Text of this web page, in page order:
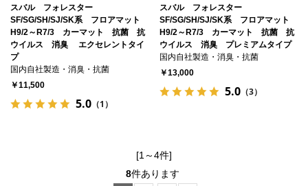
スバル フォレスター
SF/SG/SH/SJ/SK系 フロアマット
H9/2～R7/3 カーマット 抗菌 抗
ウイルス 消臭 エクセレントタイ
プ
国内自社製造・消臭・抗菌
￥11,500
5.0 （1）
スバル フォレスター
SF/SG/SH/SJ/SK系 フロアマット
H9/2～R7/3 カーマット 抗菌 抗
ウイルス 消臭 プレミアムタイプ
国内自社製造・消臭・抗菌
￥13,000
5.0（3）
[1～4件]
8件あります